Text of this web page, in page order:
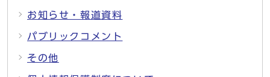
お知らせ・報道資料
パブリックコメント
その他